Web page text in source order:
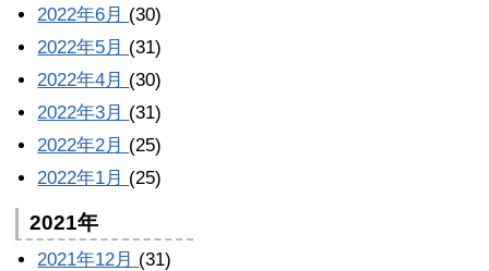
2022年6月 (30)
2022年5月 (31)
2022年4月 (30)
2022年3月 (31)
2022年2月 (25)
2022年1月 (25)
2021年
2021年12月 (31)